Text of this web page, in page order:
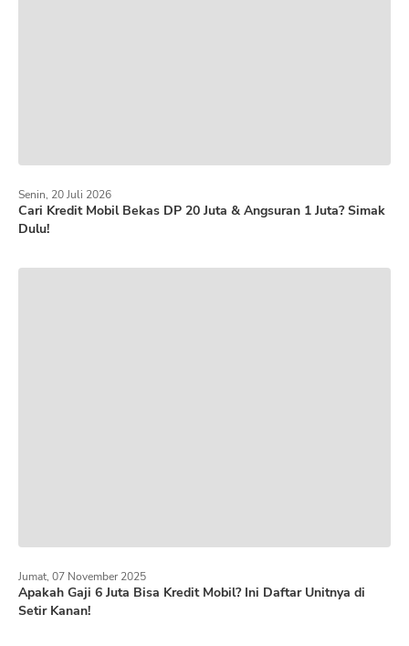
Cari Kredit Mobil Bekas DP 20 Juta & Angsuran 1 Juta? Simak
Dulu!
Senin, 20 Juli 2026
Apakah Gaji 6 Juta Bisa Kredit Mobil? Ini Daftar Unitnya di
Setir Kanan!
Jumat, 07 November 2025